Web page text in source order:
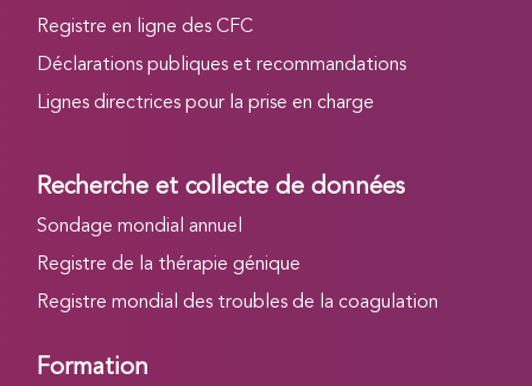
Registre en ligne des CFC
Déclarations publiques et recommandations
Lignes directrices pour la prise en charge
Recherche et collecte de données
Sondage mondial annuel
Registre de la thérapie génique
Registre mondial des troubles de la coagulation
Formation